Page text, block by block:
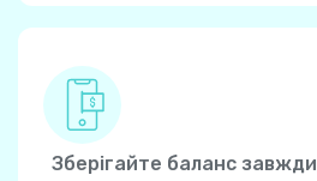
Зберігайте баланс завжди